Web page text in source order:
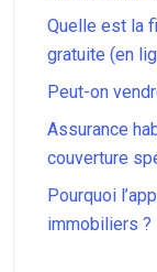
Quelle est la
gratuite (en
Peut-on
Assurance
couverture
Pourquoi
immobiliers ?